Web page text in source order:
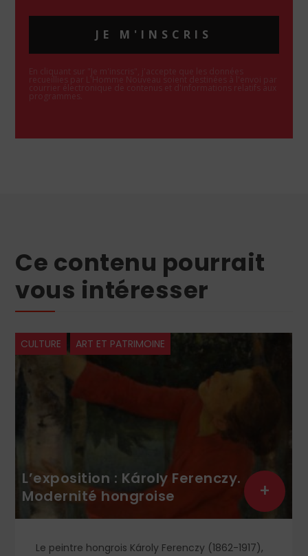
JE M'INSCRIS
En cliquant sur "Je m'inscris", j'accepte que les données
recueillies par L'Homme Nouveau soient destinées à l'envoi par
courrier électronique de contenus et d'informations relatifs aux
programmes.
Ce contenu pourrait
vous intéresser
CULTURE ART ET PATRIMOINE
L’exposition : Károly Ferenczy.
Modernité hongroise
Le peintre hongrois Károly Ferenczy (1862-1917),
+